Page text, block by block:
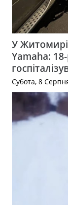
У Житомирі
Yamaha:
Субота, 8